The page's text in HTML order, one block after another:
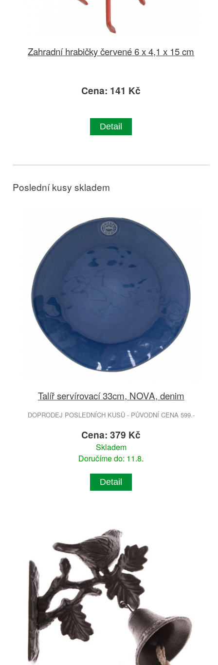
Zahradní hrabičky červené 6 x 4,1 x 15 cm
Cena: 141 Kč
Detail
Poslední kusy skladem
Talíř servírovací 33cm, NOVA, denim
DOPRODEJ POSLEDNÍCH KUSŮ - PŮVODNÍ CENA 599.-
Cena: 379 Kč
Skladem
Doručíme do: 11.8.
Detail